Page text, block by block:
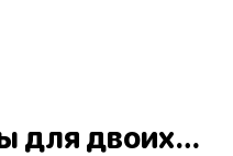
для двоих…